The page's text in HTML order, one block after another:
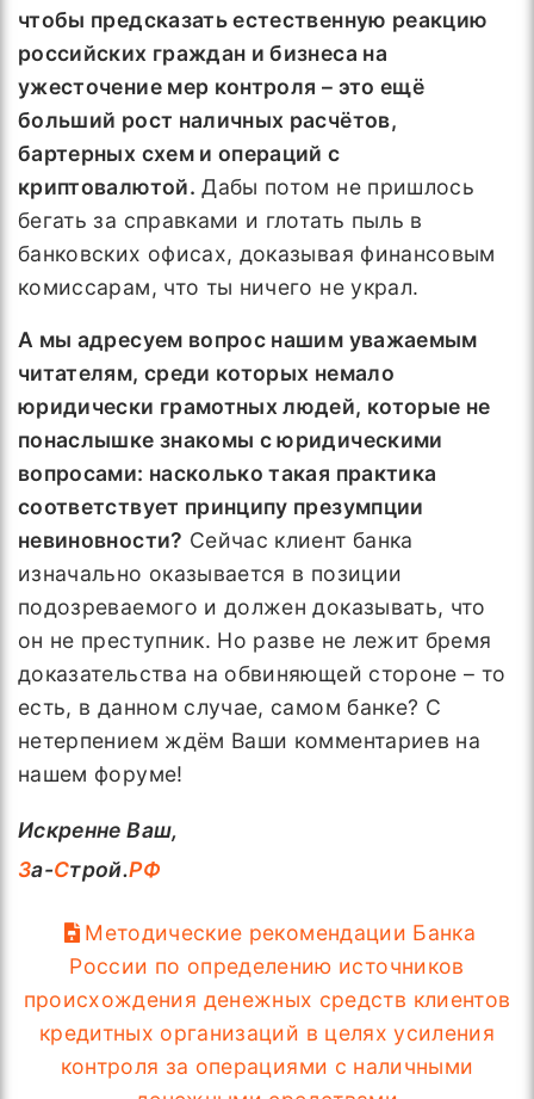
чтобы предсказать естественную реакцию
российских граждан и бизнеса на
ужесточение мер контроля – это ещё
больший рост наличных расчётов,
бартерных схем и операций с
криптовалютой. Дабы потом не пришлось
бегать за справками и глотать пыль в
банковских офисах, доказывая финансовым
комиссарам, что ты ничего не украл.
А мы адресуем вопрос нашим уважаемым
читателям, среди которых немало
юридически грамотных людей, которые не
понаслышке знакомы с юридическими
вопросами: насколько такая практика
соответствует принципу презумпции
невиновности? Сейчас клиент банка
изначально оказывается в позиции
подозреваемого и должен доказывать, что
он не преступник. Но разве не лежит бремя
доказательства на обвиняющей стороне – то
есть, в данном случае, самом банке? С
нетерпением ждём Ваши комментариев на
нашем форуме!
Искренне Ваш,
За-Строй.РФ
Методические рекомендации Банка
России по определению источников
происхождения денежных средств клиентов
кредитных организаций в целях усиления
контроля за операциями с наличными